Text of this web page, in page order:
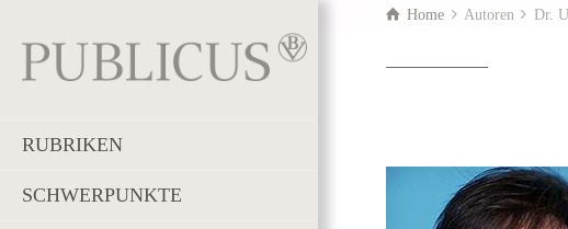
RUBRIKEN
SCHWERPUNKTE
Home Autoren Dr.